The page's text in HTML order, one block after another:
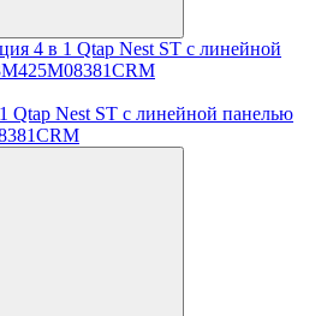
Qtap Nest ST с линейной панелью